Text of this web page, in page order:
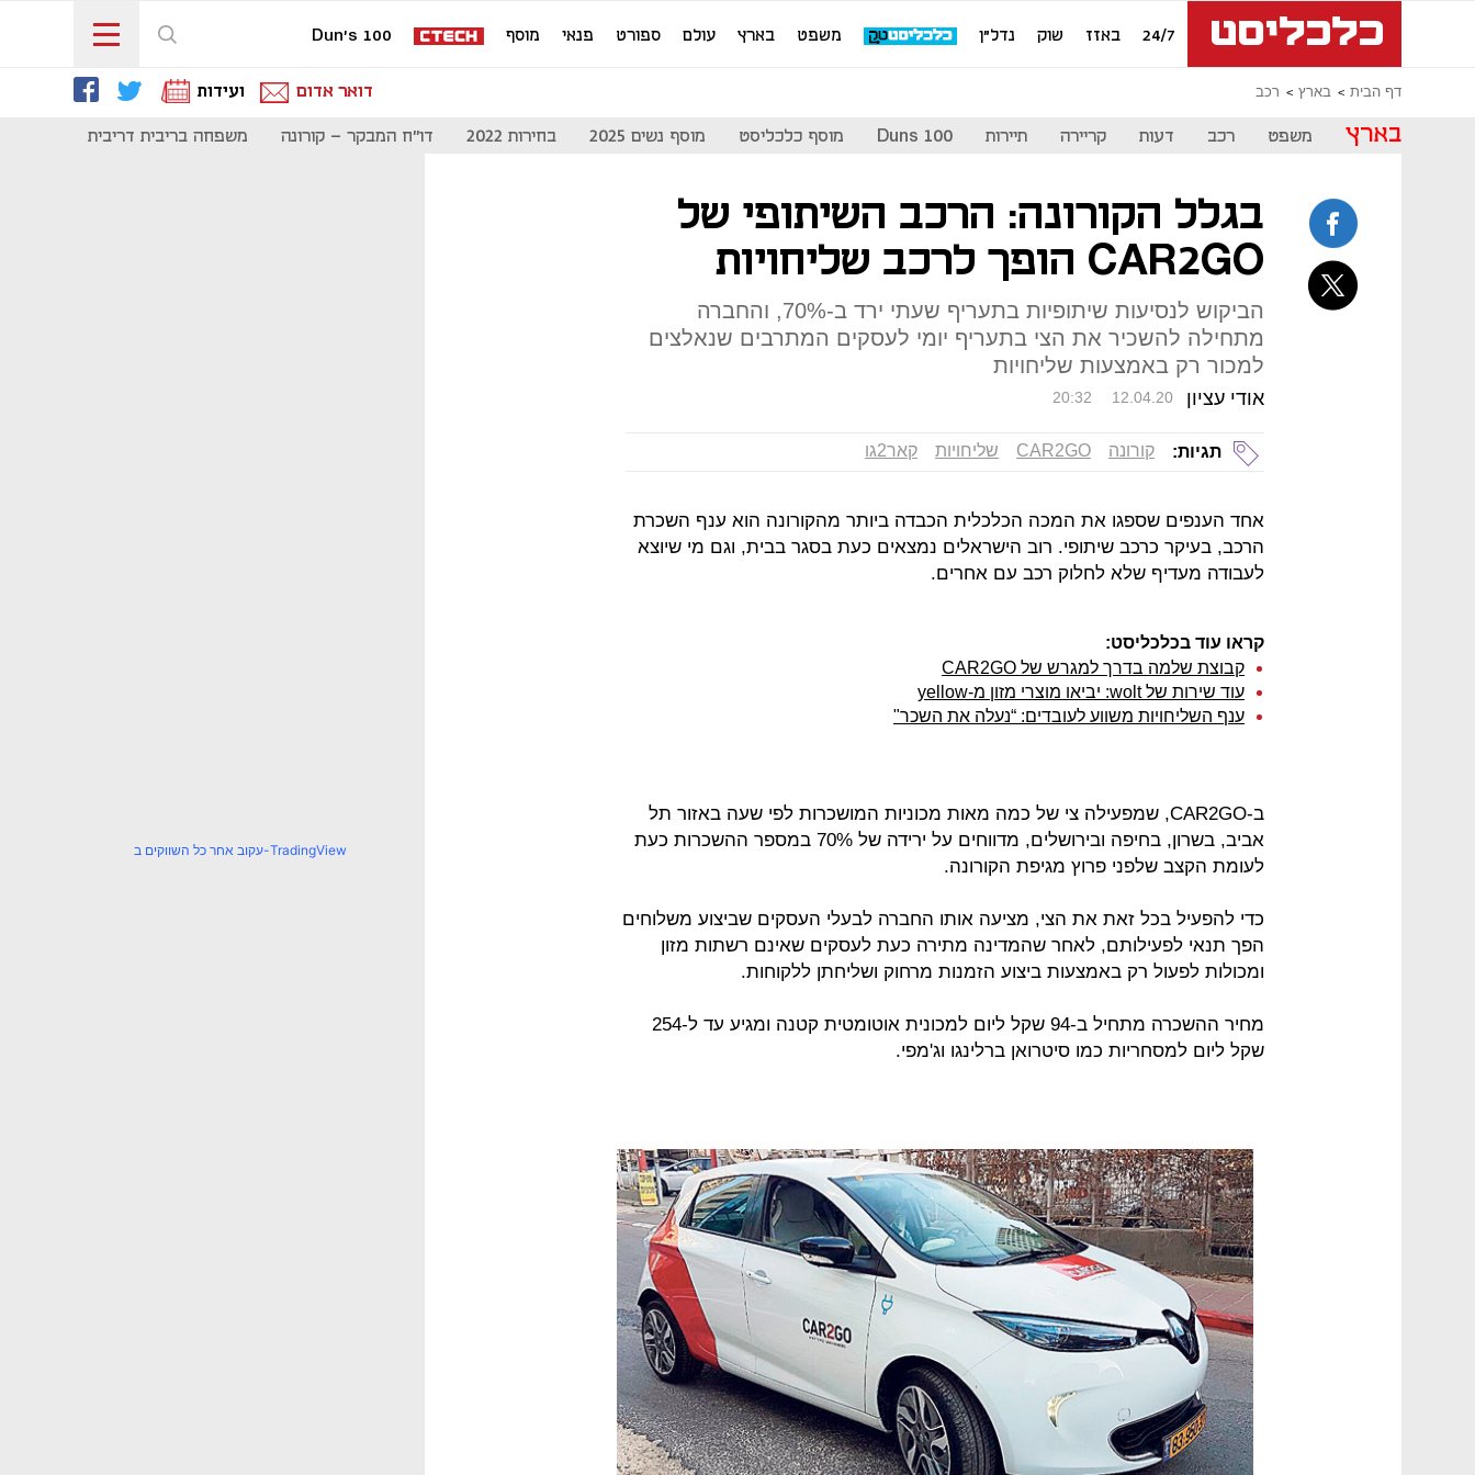
24/7 באזז שוק נדל"ן משפט בארץ עולם ספורט פנאי מוסף Dun's 100
דף הבית בארץ רכב דואר אדום ועידות
בארץ משפט רכב דעות קריירה תיירות Duns 100 מוסף כלכליסט מוסף נשים 2025 בחירות 2022 דו"ח המבקר - קורונה משפחה בריבית דריבית
בגלל הקורונה: הרכב השיתופי של
CAR2GO הופך לרכב שליחויות
הביקוש לנסיעות שיתופיות בתעריף שעתי ירד ב-70%, והחברה
מתחילה להשכיר את הצי בתעריף יומי לעסקים המתרבים שנאלצים
למכור רק באמצעות שליחויות
אודי עציון 20:32 12.04.20
תגיות: קורונה CAR2GO שליחויות קאר2גו
אחד הענפים שספגו את המכה הכלכלית הכבדה ביותר מהקורונה הוא ענף השכרת
הרכב, בעיקר כרכב שיתופי. רוב הישראלים נמצאים כעת בסגר בבית, וגם מי שיוצא
לעבודה מעדיף שלא לחלוק רכב עם אחרים.
קראו עוד בכלכליסט:
קבוצת שלמה בדרך למגרש של CAR2GO
עוד שירות של wolt: יביאו מוצרי מזון מ-yellow
ענף השליחויות משווע לעובדים: “נעלה את השכר"
ב-CAR2GO, שמפעילה צי של כמה מאות מכוניות המושכרות לפי שעה באזור תל
אביב, בשרון, בחיפה ובירושלים, מדווחים על ירידה של 70% במספר ההשכרות כעת
לעומת הקצב שלפני פרוץ מגיפת הקורונה.
כדי להפעיל בכל זאת את הצי, מציעה אותו החברה לבעלי העסקים שביצוע משלוחים
הפך תנאי לפעילותם, לאחר שהמדינה מתירה כעת לעסקים שאינם רשתות מזון
ומכולות לפעול רק באמצעות ביצוע הזמנות מרחוק ושליחתן ללקוחות.
מחיר ההשכרה מתחיל ב-94 שקל ליום למכונית אוטומטית קטנה ומגיע עד ל-254
שקל ליום למסחריות כמו סיטרואן ברלינגו וג'מפי.
עקוב אחר כל השווקים ב-TradingView